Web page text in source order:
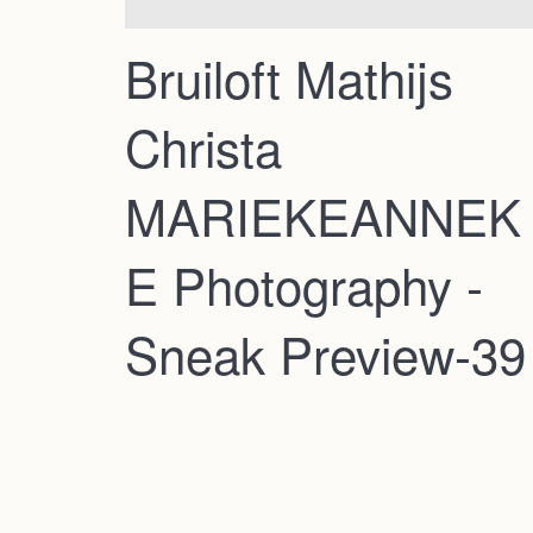
Bruiloft Mathijs
Christa
MARIEKEANNEK
E Photography -
Sneak Preview-39